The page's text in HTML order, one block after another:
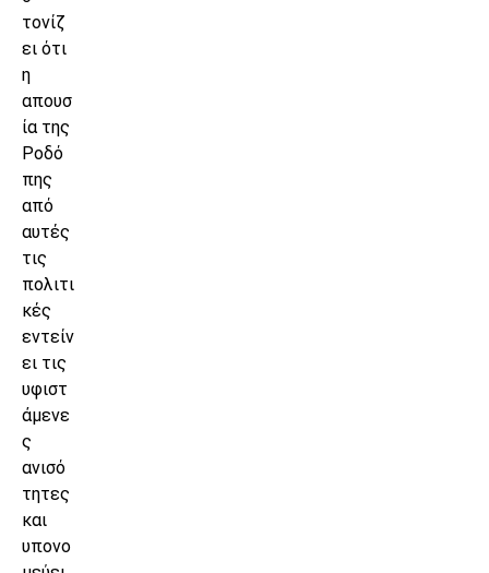
τονίζ
ει ότι
η
απουσ
ία της
Ροδό
πης
από
αυτές
τις
πολιτι
κές
εντείν
ει τις
υφιστ
άμενε
ς
ανισό
τητες
και
υπονο